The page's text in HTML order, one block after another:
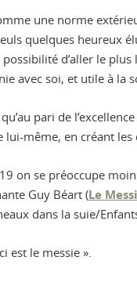
une norme
quelques heureux
possibilité d’aller le
avec soi, et utile à la
pari de
lui-même, en créant
on se préoccupe
Guy Béart (Le
dans la suie/
est le messie ».